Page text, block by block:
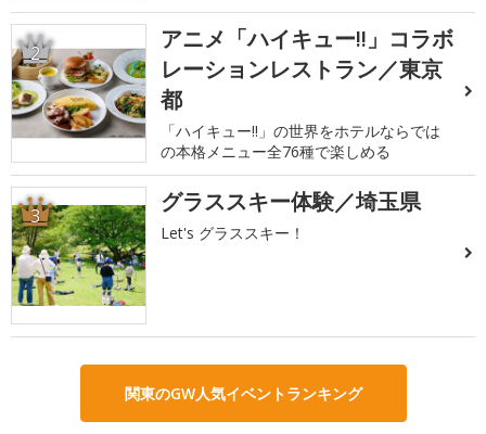
2
アニメ「ハイキュー!!」コラボ
レーションレストラン／東京
都
「ハイキュー!!」の世界をホテルならでは
の本格メニュー全76種で楽しめる
3 グラススキー体験／埼玉県
Let's グラススキー！
関東のGW人気イベントランキング